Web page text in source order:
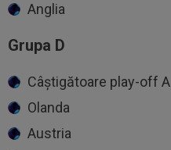
Anglia
Grupa D
Câștigătoare play-off A
Olanda
Austria